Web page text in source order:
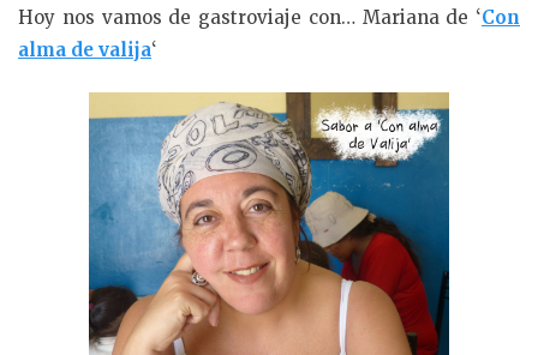
Hoy nos vamos de gastroviaje con… Mariana de ‘Con
alma de valija‘